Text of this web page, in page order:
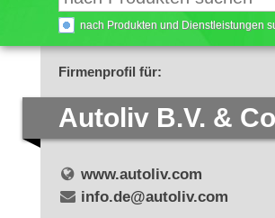
nach Produkten und Dienstleistungen
Firmenprofil für:
Autoliv B.V. &
www.autoliv.com
info.de@autoliv.com